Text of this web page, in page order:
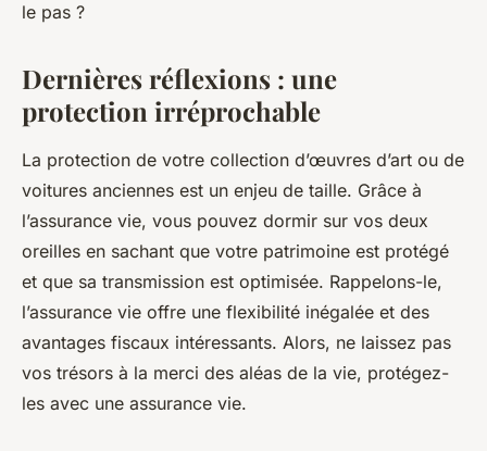
le pas ?
Dernières réflexions : une
protection irréprochable
La protection de votre collection d’œuvres d’art ou de
voitures anciennes est un enjeu de taille. Grâce à
l’assurance vie, vous pouvez dormir sur vos deux
oreilles en sachant que votre patrimoine est protégé
et que sa transmission est optimisée. Rappelons-le,
l’assurance vie offre une flexibilité inégalée et des
avantages fiscaux intéressants. Alors, ne laissez pas
vos trésors à la merci des aléas de la vie, protégez-
les avec une assurance vie.